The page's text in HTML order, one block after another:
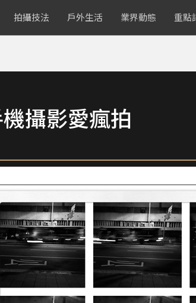
拍攝技法 戶外生活 業界動態 重點
攝影愛瘋拍